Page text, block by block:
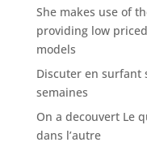
She makes use of
providing low
models
Discuter en surfant
semaines
On a decouvert Le
dans l’autre